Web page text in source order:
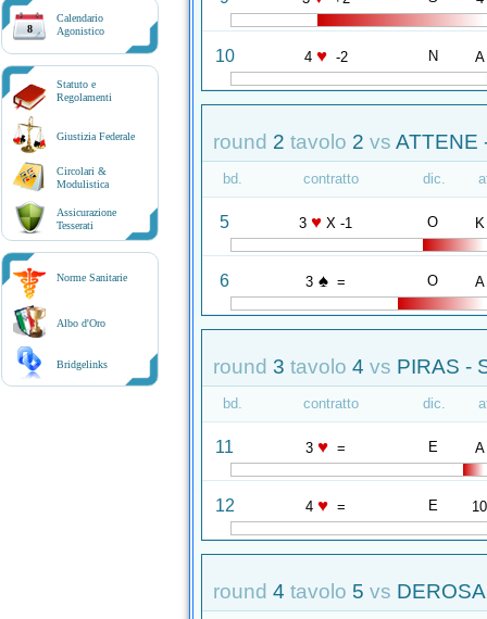
8
Calendario
Agonistico
Statuto e
Regolamenti
Giustizia Federale
Circolari &
Modulistica
Assicurazione
Tesserati
Norme Sanitarie
Albo d'Oro
Bridgelinks
10 4 ♥ -2 N A
round 2 tavolo 2 vs ATTENE
bd. contratto dic.
5 3 ♥ X -1 O K
6 3 ♠ = O A
round 3 tavolo 4 vs PIRAS -
bd. contratto dic.
11 3 ♥ = E A
12 4 ♥ = E 10
round 4 tavolo 5 vs